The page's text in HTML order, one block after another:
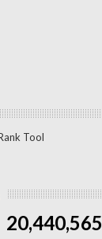
20,440,565